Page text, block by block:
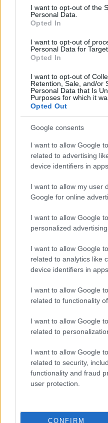
services and may gather
not limited to your visit or
grant or deny consent to
consent section.
I want to opt-out of the
Personal Data.
Opted In
I want to opt-out of
Personal Data for
Opted In
I want to opt-out of
Retention, Sale, and/or
Personal Data that Is
Purposes for which it
Opted Out
Google consents
I want to allow Google
related to advertising
device identifiers in apps.
I want to allow my user
Google for online
I want to allow Google
personalized advertising.
I want to allow Google
related to analytics like
device identifiers in apps.
I want to allow Google
related to functionality
I want to allow Google
related to
I want to allow Google
related to security,
functionality and fraud
user protection.
CONFIRM
Frasi da
Frasi
Frasi
Film
Frasi
Frasi
Indice
Aforismi .meglio.it è
aforismi e citazioni più
database) • ©2005-
il sito ricava una